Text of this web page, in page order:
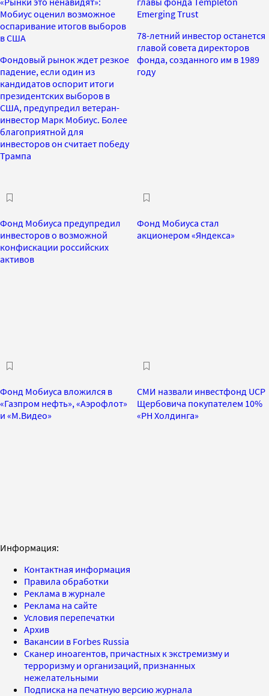
Мобиус оценил возможное
оспаривание итогов выборов
в США
Фондовый рынок ждет резкое
падение, если один из
кандидатов оспорит итоги
президентских выборов в
США, предупредил ветеран-
инвестор Марк Мобиус. Более
благоприятной для
инвесторов он считает победу
Трампа
Emerging Trust
78-летний инвестор останется
главой совета директоров
фонда, созданного им в 1989
году
Фонд Мобиуса предупредил
инвесторов о возможной
конфискации российских
активов
Фонд Мобиуса стал
акционером «Яндекса»
Фонд Мобиуса вложился в
«Газпром нефть», «Аэрофлот»
и «М.Видео»
СМИ назвали инвестфонд UCP
Щербовича покупателем 10%
«РН Холдинга»
Информация:
Контактная информация
Правила обработки
Реклама в журнале
Реклама на сайте
Условия перепечатки
Архив
Вакансии в Forbes Russia
Сканер иноагентов, причастных к экстремизму и
терроризму и организаций, признанных
нежелательными
Подписка на печатную версию журнала